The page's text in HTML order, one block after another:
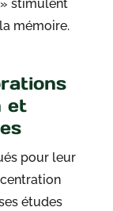
stimulent
mémoire.
et
pour leur
études